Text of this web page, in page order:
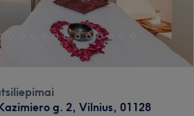
g. 2, Vilnius, 01128